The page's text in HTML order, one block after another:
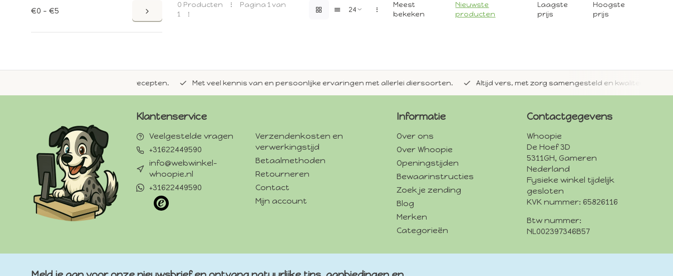
€0 - €5
0 Producten
Pagina 1 van
1
Meest
bekeken
Nieuwste
producten
Laagste
prijs
Hoogste
prijs
Met veel kennis van en persoonlijke ervaringen met allerlei diersoorten. Altijd vers, met zorg samengesteld en kwaliteit voorop.
Klantenservice
Veelgestelde vragen
+31622449590
info@webwinkel-
whoopie.nl
+31622449590
Verzendenkosten en
verwerkingstijd
Betaalmethoden
Retourneren
Contact
Mijn account
Informatie
Over ons
Over Whoopie
Openingstijden
Bewaarinstructies
Zoek je zending
Blog
Merken
Categorieën
Contactgegevens
Whoopie
De Hoef 3D
5311GH, Gameren
Nederland
Fysieke winkel tijdelijk
gesloten
KVK nummer: 65826116
Btw nummer:
NL002397346B57